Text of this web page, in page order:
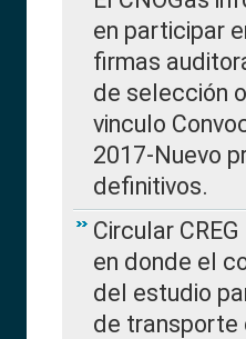
en participar
firmas
de selección
vinculo
2017-Nuevo
definitivos.
Circular
en donde el
del estudio
de transporte